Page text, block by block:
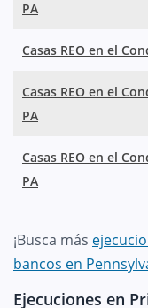
PA
Casas REO en el
Casas REO en el
PA
Casas REO en el
PA
¡Busca más
bancos en
Ejecuciones en